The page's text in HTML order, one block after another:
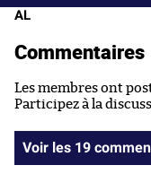
AL
Commentaires
Les membres ont
Participez à la
Voir les 19